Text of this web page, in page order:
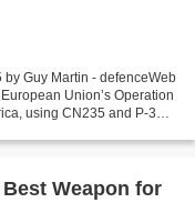
Guy Martin - defenceWeb
Union’s Operation
using CN235 and P-3
Weapon for